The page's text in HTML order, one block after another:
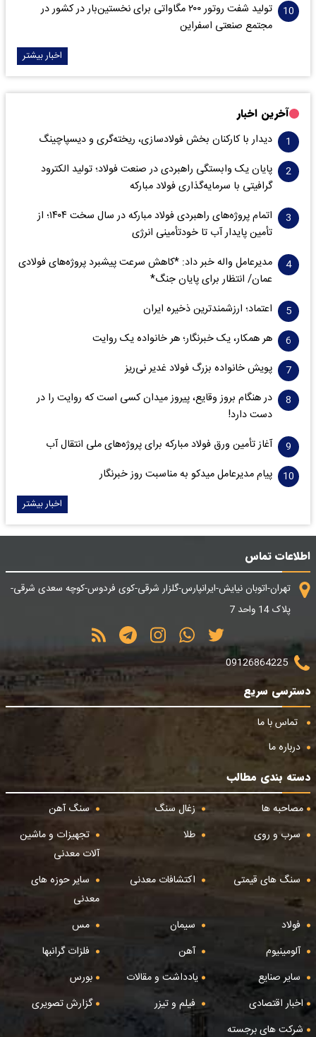
تولید شفت روتور ۲۰۰ مگاواتی برای نخستین‌بار در کشور در
مجتمع صنعتی اسفراین
اخبار بیشتر
آخرین اخبار
دیدار با کارکنان بخش فولادسازی، ریخته‌گری و دیسپاچینگ
پایان یک وابستگی راهبردی در صنعت فولاد؛ تولید الکترود
گرافیتی با سرمایه‌گذاری فولاد مبارکه
اتمام پروژه‌های راهبردی فولاد مبارکه در سال سخت ۱۴۰۴؛ از
تأمین پایدار آب تا خودتأمینی انرژی
مدیرعامل واله خبر داد: *کاهش سرعت پیشبرد پروژه‌های فولادی
عمان/ انتظار برای پایان جنگ*
اعتماد؛ ارزشمندترین ذخیره ایران
هر همکار، یک خبرنگار؛ هر خانواده یک روایت
پویش خانواده بزرگ فولاد غدیر نی‌ریز
در هنگام بروز وقایع، پیروز میدان کسی است که روایت را در
دست دارد!
آغاز تأمین ورق فولاد مبارکه برای پروژه‌های ملی انتقال آب
پیام مدیرعامل میدکو به مناسبت روز خبرنگار
اخبار بیشتر
اطلاعات تماس
تهران-اتوبان نیایش-ایرانپارس-گلزار شرقی-کوی فردوس-کوچه سعدی شرقی-
پلاک 14 واحد 7
09126864225
دسترسی سریع
تماس با ما
درباره ما
دسته بندی مطالب
مصاحبه ها
زغال سنگ
سنگ آهن
سرب و روی
طلا
تجهیزات و ماشین
آلات معدنی
سنگ های قیمتی
اکتشافات معدنی
سایر حوزه های
معدنی
فولاد
سیمان
مس
آلومینیوم
آهن
فلزات گرانبها
سایر صنایع
یادداشت و مقالات
بورس
اخبار اقتصادی
فیلم و تیزر
گزارش تصویری
شرکت های برجسته